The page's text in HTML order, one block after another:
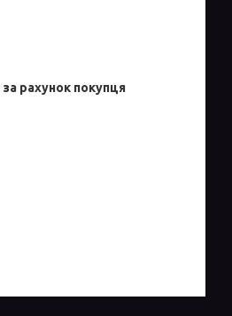
за рахунок покупця